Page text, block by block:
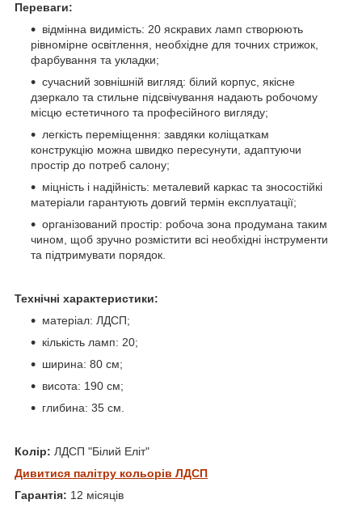
Переваги:
відмінна видимість: 20 яскравих ламп створюють
рівномірне освітлення, необхідне для точних стрижок,
фарбування та укладки;
сучасний зовнішній вигляд: білий корпус, якісне
дзеркало та стильне підсвічування надають робочому
місцю естетичного та професійного вигляду;
легкість переміщення: завдяки коліщаткам
конструкцію можна швидко пересунути, адаптуючи
простір до потреб салону;
міцність і надійність: металевий каркас та зносостійкі
матеріали гарантують довгий термін експлуатації;
організований простір: робоча зона продумана таким
чином, щоб зручно розмістити всі необхідні інструменти
та підтримувати порядок.
Технічні характеристики:
матеріал: ЛДСП;
кількість ламп: 20;
ширина: 80 см;
висота: 190 см;
глибина: 35 см.
Колір: ЛДСП "Білий Еліт"
Дивитися палітру кольорів ЛДСП
Гарантія: 12 місяців